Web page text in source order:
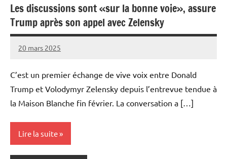
Les discussions sont «sur la bonne voie», assure
Trump après son appel avec Zelensky
20 mars 2025
Admins
C’est un premier échange de vive voix entre Donald
Trump et Volodymyr Zelensky depuis l’entrevue tendue à
la Maison Blanche fin février. La conversation a […]
Lire la suite